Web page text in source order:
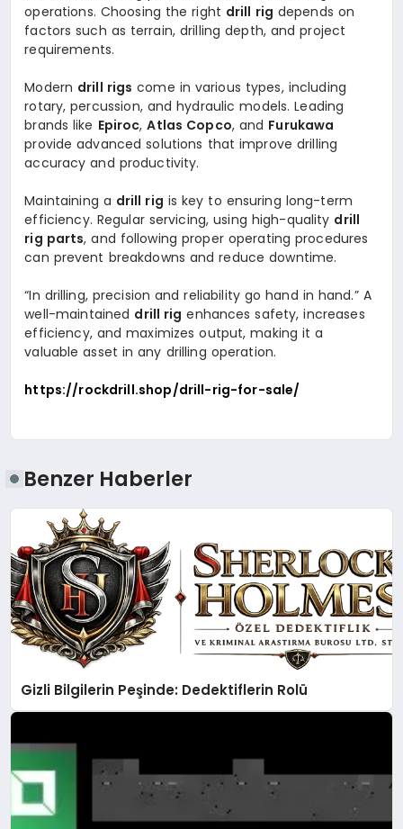
operations. Choosing the right drill rig depends on
factors such as terrain, drilling depth, and project
requirements.
Modern drill rigs come in various types, including
rotary, percussion, and hydraulic models. Leading
brands like Epiroc,Atlas Copco, and Furukawa
provide advanced solutions that improve drilling
accuracy and productivity.
Maintaining a drill rig is key to ensuring long-term
efficiency. Regular servicing, using high-quality drill
rig parts, and following proper operating procedures
can prevent breakdowns and reduce downtime.
“In drilling, precision and reliability go hand in hand.” A
well-maintained drill rig enhances safety, increases
efficiency, and maximizes output, making it a
valuable asset in any drilling operation.
https://rockdrill.shop/drill-rig-for-sale/
Benzer Haberler
Gizli Bilgilerin Peşinde: Dedektiflerin Rolü